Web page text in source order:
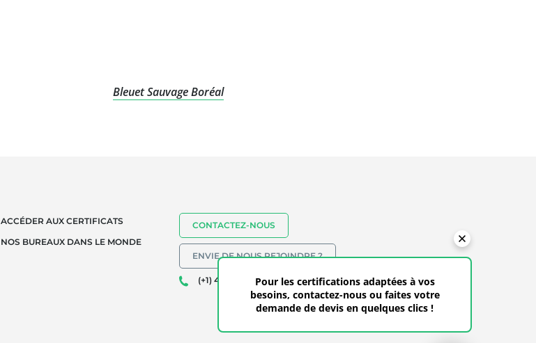
Bleuet Sauvage Boréal
ACCÉDER AUX CERTIFICATS
NOS BUREAUX DANS LE MONDE
CONTACTEZ-NOUS
ENVIE DE NOUS REJOINDRE ?
(+1) 418-838-6941 - SANS FRAIS: (+1) 855-246-
9383
Pour les certifications adaptées à vos
besoins, contactez-nous ou faites votre
demande de devis en quelques clics !